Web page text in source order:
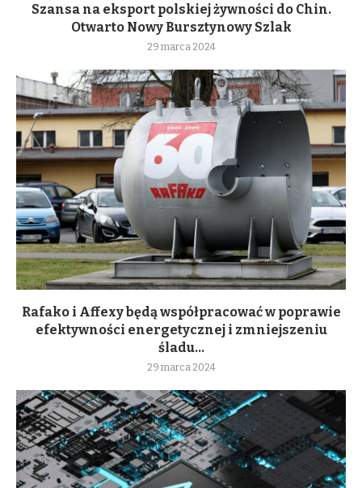
Szansa na eksport polskiej żywności do Chin.
Otwarto Nowy Bursztynowy Szlak
29 marca 2024
Rafako i Affexy będą współpracować w poprawie
efektywności energetycznej i zmniejszeniu
śladu...
29 marca 2024